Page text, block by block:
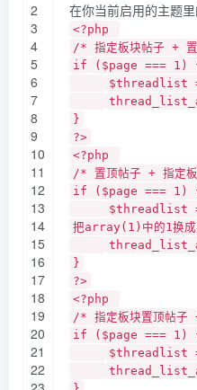
2
3
4
5
6
7
8
9
10
11
12
13
14
15
16
17
18
19
20
21
22
在你当前启用的主题
<?php
/* 指定板块帖子 +
if
($page === 1)
$threadlist
}
?>
<?php
/* 置顶帖子 + 指定
if
($page === 1)
$threadlist
把array(1)中的1换成
}
?>
<?php
/* 指定板块置顶帖
if
($page === 1)
$threadlist